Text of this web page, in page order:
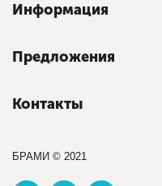
Информация
Предложения
Контакты
БРАМИ © 2021